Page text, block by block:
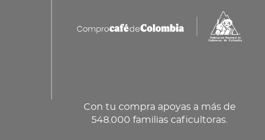
Con tu compra apoyas a más de
548.000 familias caficultoras.